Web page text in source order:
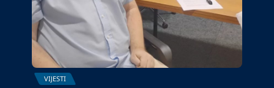
VIJESTI